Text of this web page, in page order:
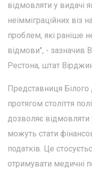
відмовляти у видачі
неімміграційних віз
проблем, які раніше
відмови", - зазначив
Рестона, штат
Представниця
протягом століття
дозволяє відмовляти
можуть стати
податків. Це
отримувати медичні